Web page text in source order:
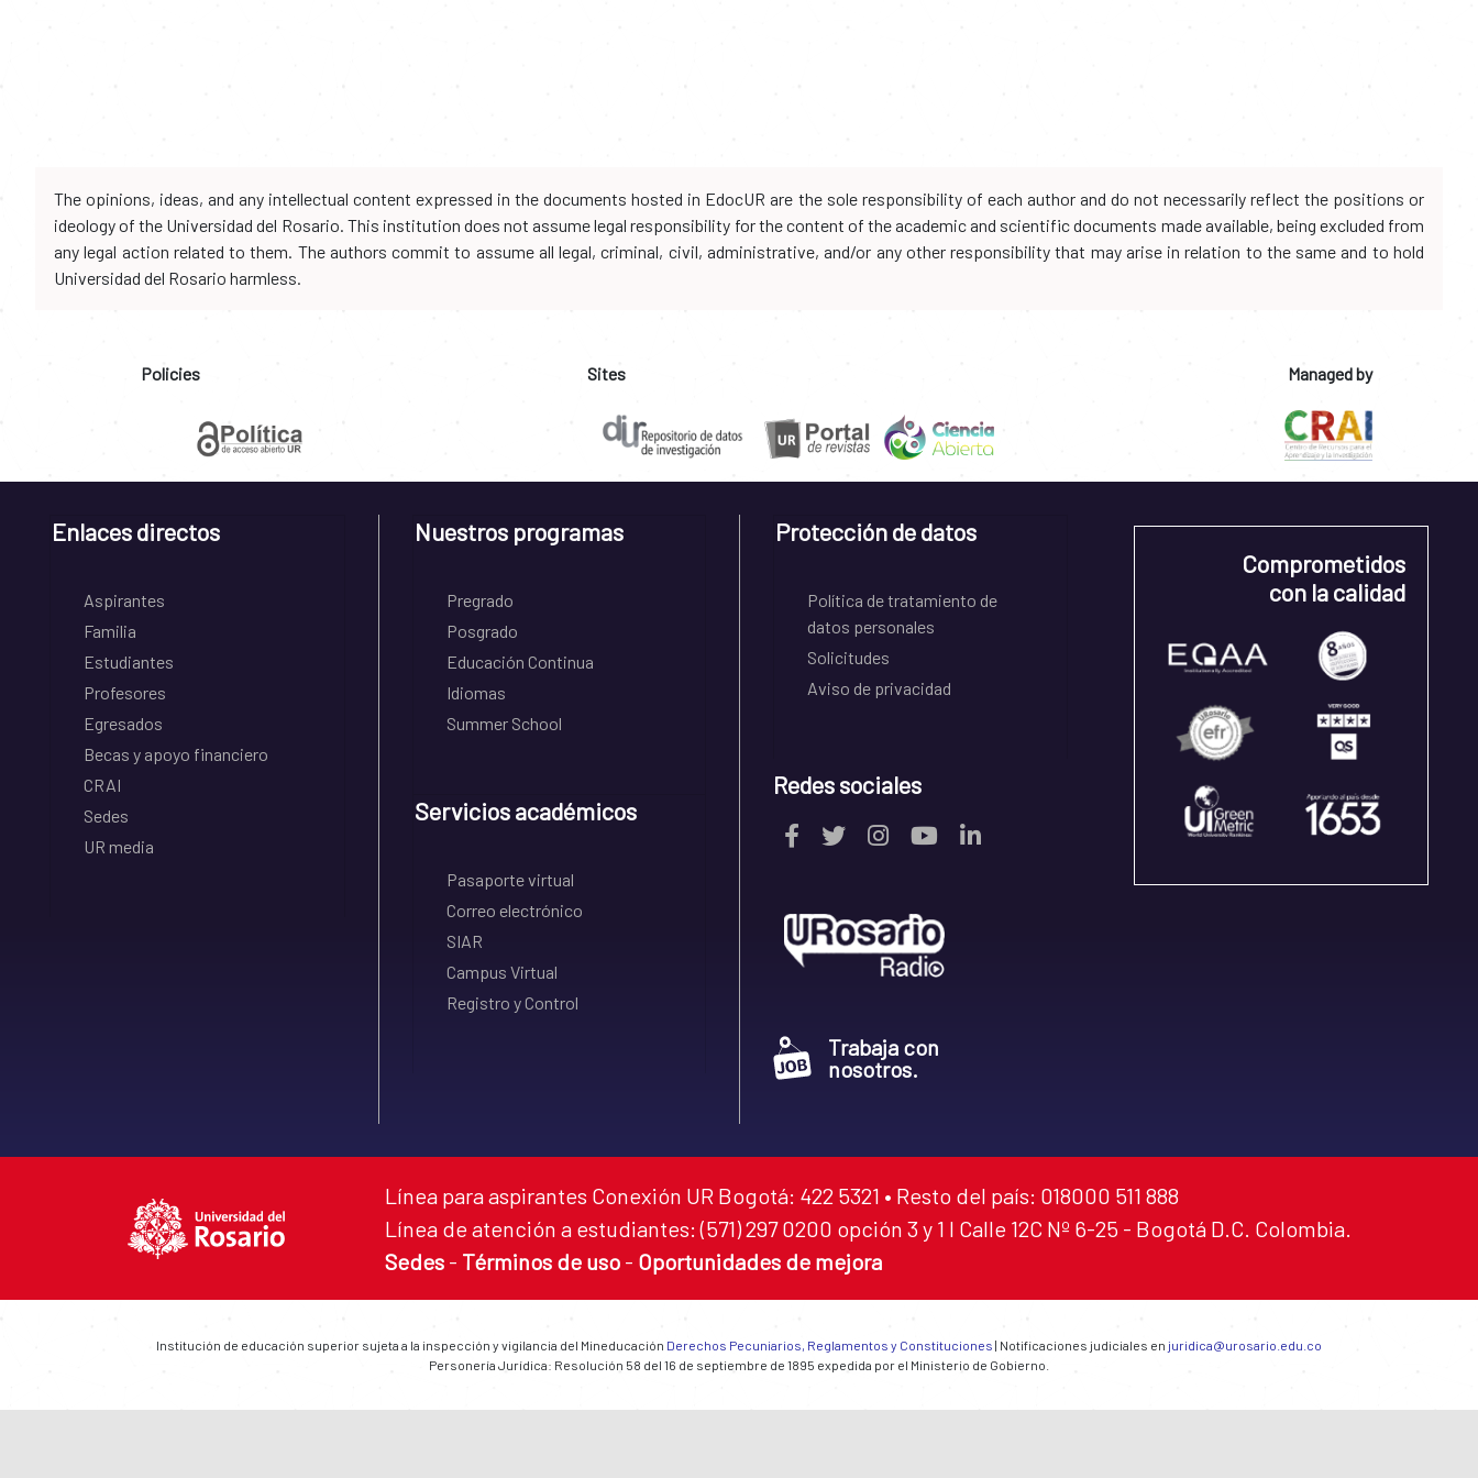
The opinions, ideas, and any intellectual content expressed in the documents hosted in EdocUR are the sole responsibility of each author and do not necessarily reflect the positions or
ideology of the Universidad del Rosario. This institution does not assume legal responsibility for the content of the academic and scientific documents made available, being excluded from
any legal action related to them. The authors commit to assume all legal, criminal, civil, administrative, and/or any other responsibility that may arise in relation to the same and to hold
Universidad del Rosario harmless.
Policies Sites Managed by
Enlaces directos
Aspirantes
Familia
Estudiantes
Profesores
Egresados
Becas y apoyo financiero
CRAI
Sedes
UR media
Nuestros programas
Pregrado
Posgrado
Educación Continua
Idiomas
Summer School
Servicios académicos
Pasaporte virtual
Correo electrónico
SIAR
Campus Virtual
Registro y Control
Protección de datos
Política de tratamiento de
datos personales
Solicitudes
Aviso de privacidad
Redes sociales
Trabaja con
nosotros.
Comprometidos
con la calidad
Línea para aspirantes Conexión UR Bogotá: 422 5321 • Resto del país: 018000 511 888
Línea de atención a estudiantes: (571) 297 0200 opción 3 y 1 I Calle 12C Nº 6-25 - Bogotá D.C. Colombia.
Sedes - Términos de uso - Oportunidades de mejora
Institución de educación superior sujeta a la inspección y vigilancia del Mineducación Derechos Pecuniarios, Reglamentos y Constituciones | Notificaciones judiciales en juridica@urosario.edu.co
Personería Jurídica: Resolución 58 del 16 de septiembre de 1895 expedida por el Ministerio de Gobierno.